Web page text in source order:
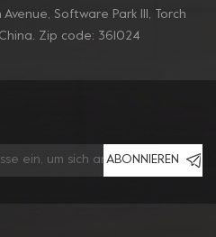
Avenue, Software Park Ill, Torch
Zip code: 361024
ABONNIEREN